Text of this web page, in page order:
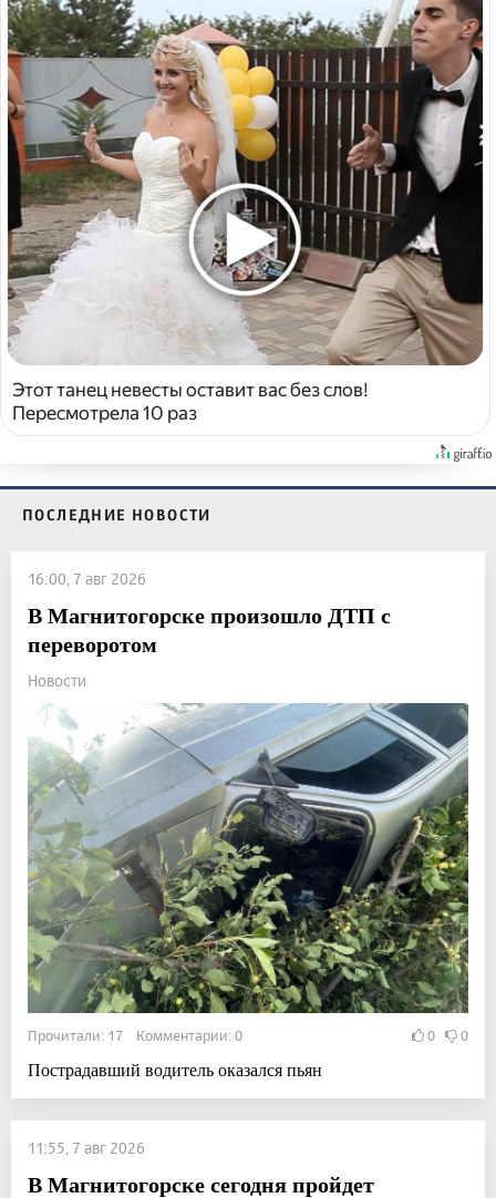
Этот танец невесты оставит вас без слов!
Пересмотрела 10 раз
ПОСЛЕДНИЕ НОВОСТИ
16:00, 7 авг 2026
В Магнитогорске произошло ДТП с
переворотом
Новости
Прочитали: 17 Комментарии: 0 0 0
Пострадавший водитель оказался пьян
11:55, 7 авг 2026
В Магнитогорске сегодня пройдет